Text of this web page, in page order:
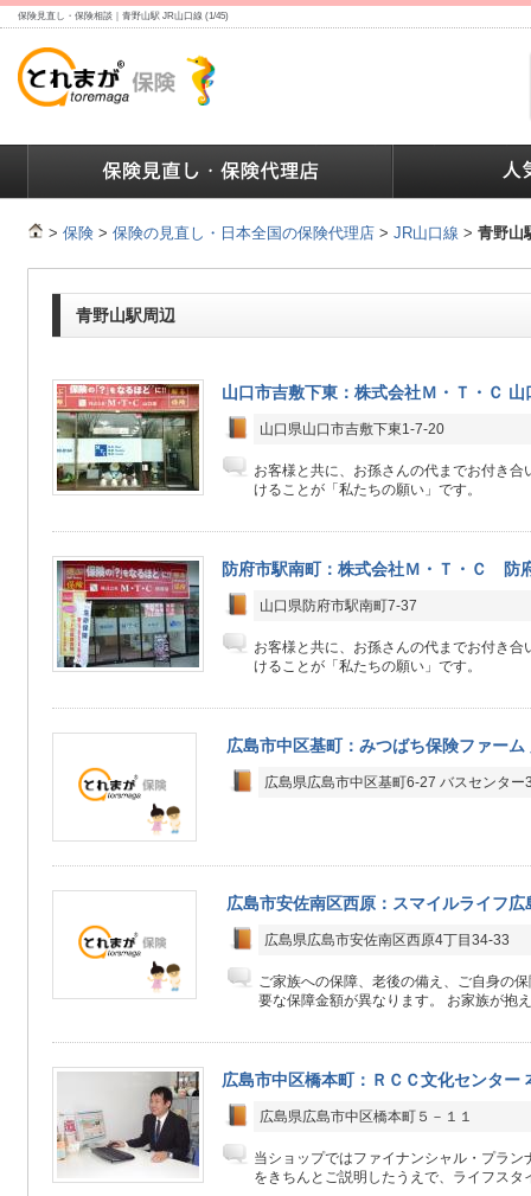
保険見直し・保険相談｜青野山駅 JR山口線 (1/45)
> 保険 > 保険の見直し・日本全国の保険代理店 > JR山口線 > 青野山
青野山駅周辺
山口市吉敷下東：株式会社Ｍ・Ｔ・Ｃ 山
山口県山口市吉敷下東1-7-20
お客様と共に、お孫さんの代までお付き
けることが「私たちの願い」です。
防府市駅南町：株式会社Ｍ・Ｔ・Ｃ 防
山口県防府市駅南町7-37
お客様と共に、お孫さんの代までお付き
けることが「私たちの願い」です。
広島市中区基町：みつばち保険ファー
広島県広島市中区基町6-27 バスセンター
広島市安佐南区西原：スマイルライフ広
広島県広島市安佐南区西原4丁目34-33
ご家族への保障、老後の備え、ご自身の
要な保障金額が異なります。 お家族が抱
広島市中区橋本町：ＲＣＣ文化センター
広島県広島市中区橋本町５－１１
当ショップではファイナンシャル・プラ
をきちんとご説明したうえで、ライフスタ